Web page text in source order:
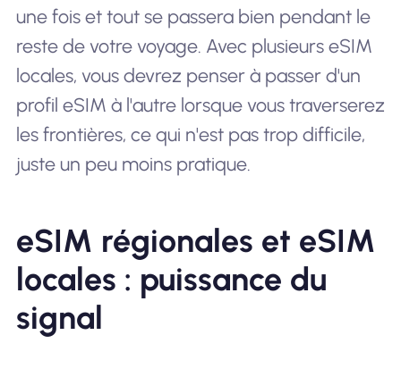
une fois et tout se passera bien pendant le
reste de votre voyage. Avec plusieurs eSIM
locales, vous devrez penser à passer d'un
profil eSIM à l'autre lorsque vous traverserez
les frontières, ce qui n'est pas trop difficile,
juste un peu moins pratique.
eSIM régionales et eSIM
locales : puissance du
signal